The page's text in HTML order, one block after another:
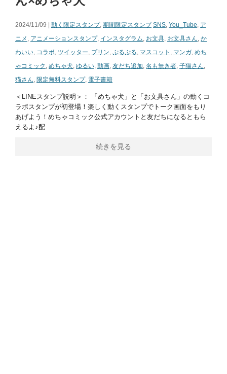
2024/11/09 | 動く限定スタンプ, 期間限定スタンプ SNS, You_Tube, ア
ニメ , アニメーションスタンプ, インスタグラム, お文具, お文具さん, か
わいい, コラボ, ツイッター, プリン, ぷるぷる, マスコット , マンガ, めち
ゃコミック , めちゃ犬, ゆるい, 動画, 友だち追加, 名も無き者, 子猫さん,
猫さん, 限定無料スタンプ, 電子書籍
＜LINEスタンプ説明＞： 「めちゃ犬」と「お文具さん」の動くコ
ラボスタンプが初登場！楽しく動くスタンプでトーク画面をもり
あげよう！めちゃコミック公式アカウントと友だちになるともら
えるよ♪配
続きを見る